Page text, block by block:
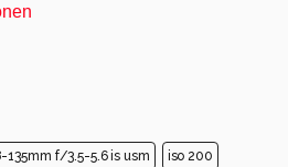
135mm f/3.5-5.6 is usm iso 200